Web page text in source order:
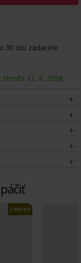
30 dní zadarmo
12. 8. 2026
LIMITED